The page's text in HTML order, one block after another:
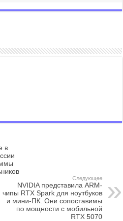
в
Следующее
NVIDIA представила ARM-
чипы RTX Spark для ноутбуков
и мини-ПК. Они сопоставимы
по мощности с мобильной
RTX 5070